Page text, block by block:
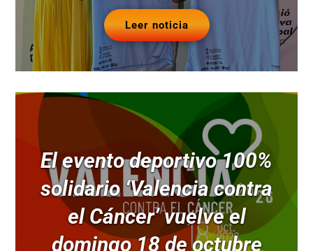
Leer noticia
El evento deportivo 100%
solidario ‘Valencia contra
el Cáncer’ vuelve el
domingo 18 de octubre